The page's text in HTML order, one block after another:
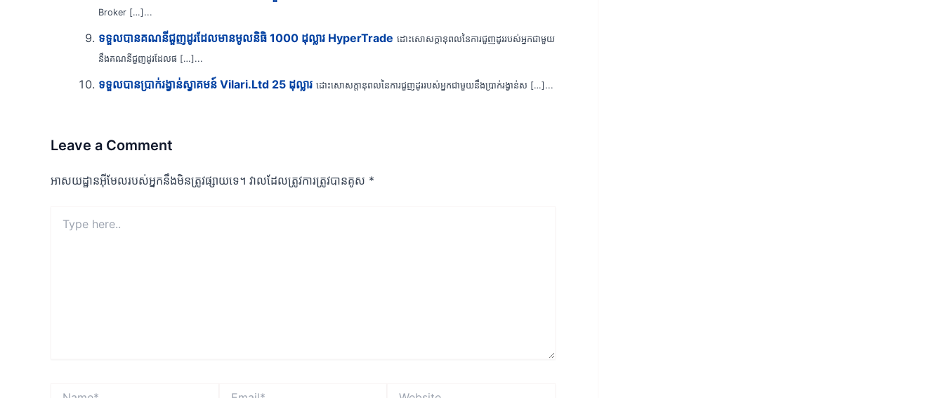
Broker […]...
ទទួលបានគណនីជួញដូរដែលមានមូលនិធិ 1000 ដុល្លារ HyperTrade ដោះសោសក្តានុពលនៃការជួញដូររបស់អ្នកជាមួយ
នឹងគណនីជួញដូរដែលផ […]...
ទទួលបានប្រាក់រង្វាន់ស្វាគមន៍ Vilari.Ltd 25 ដុល្លារ ដោះសោសក្តានុពលនៃការជួញដូររបស់អ្នកជាមួយនឹងប្រាក់រង្វាន់ស […]...
Leave a Comment
អាសយដ្ឋាន​អ៊ីមែល​របស់​អ្នក​នឹង​មិន​ត្រូវ​ផ្សាយ​ទេ។ វាល​ដែល​ត្រូវ​ការ​ត្រូវ​បាន​គូស *
here..